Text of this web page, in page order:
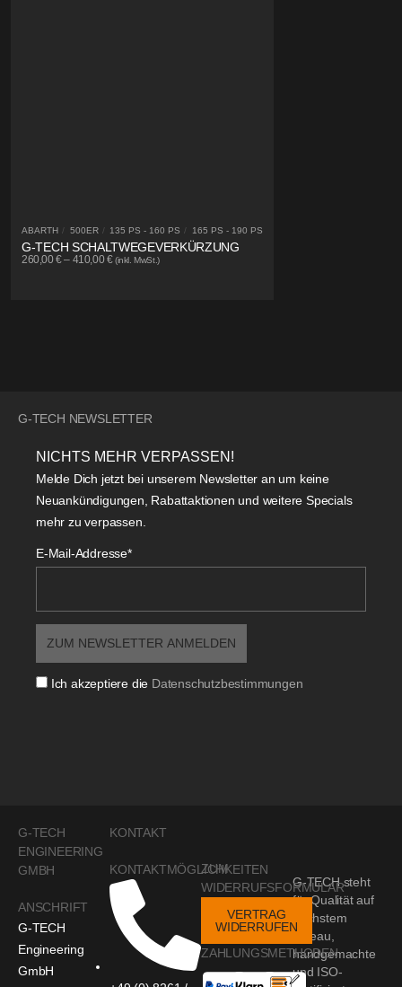
ABARTH / 500ER / 135 PS - 160 PS / 165 PS - 190 PS
G-TECH SCHALTWEGEVERKÜRZUNG
260,00€– 410,00€ (inkl. MwSt.)
G-TECH NEWSLETTER
NICHTS MEHR VERPASSEN!
Melde Dich jetzt bei unserem Newsletter an um keine
Neuankündigungen, Rabattaktionen und weitere Specials
mehr zu verpassen.
E-Mail-Addresse*
Ich akzeptiere die Datenschutzbestimmungen
G-TECH steht
für Qualität auf
höchstem
Niveau,
handgemachte
und ISO-
G-TECH
ENGINEERING
GMBH
ANSCHRIFT
G-TECH
Engineering
GmbH
KONTAKT
KONTAKTMÖGLICHKEITEN
ZUM
WIDERRUFSFORMULAR
VERTRAG
WIDERRUFEN
ZAHLUNGSMETHODEN